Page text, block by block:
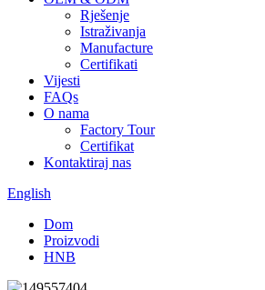
Rješenje
Istraživanja
Manufacture
Certifikati
Vijesti
FAQs
O nama
Factory Tour
Certifikat
Kontaktiraj nas
English
Dom
Proizvodi
HNB